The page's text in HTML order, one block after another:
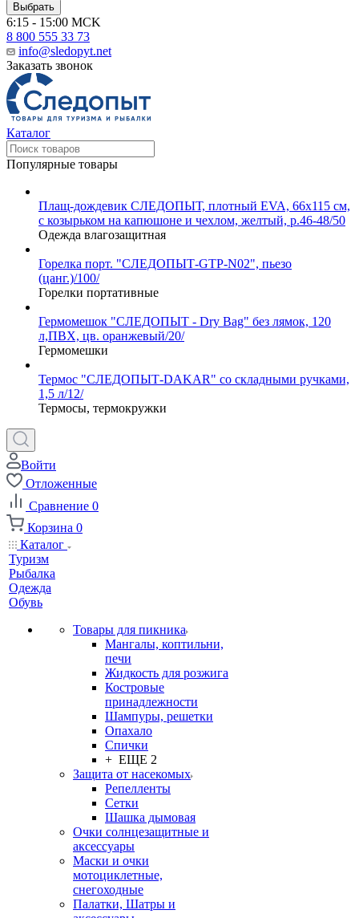
Выбрать
6:15 - 15:00 MCK
8 800 555 33 73
info@sledopyt.net
Заказать звонок
Каталог
Популярные товары
Плащ-дождевик СЛЕДОПЫТ, плотный EVA, 66х115 см,
с козырьком на капюшоне и чехлом, желтый, р.46-48/50
Одежда влагозащитная
Горелка порт. "СЛЕДОПЫТ-GTP-N02", пьезо
(цанг.)/100/
Горелки портативные
Гермомешок "СЛЕДОПЫТ - Dry Bag" без лямок, 120
л,ПВХ, цв. оранжевый/20/
Гермомешки
Термос "СЛЕДОПЫТ-DAKAR" со складными ручками,
1,5 л/12/
Термосы, термокружки
Войти
Отложенные
Сравнение 0
Корзина 0
Каталог
Туризм
Рыбалка
Одежда
Обувь
Товары для пикника
Мангалы, коптильни,
печи
Жидкость для розжига
Костровые
принадлежности
Шампуры, решетки
Опахало
Спички
+ ЕЩЕ 2
Защита от насекомых
Репелленты
Сетки
Шашка дымовая
Очки солнцезащитные и
аксессуары
Маски и очки
мотоциклетные,
снегоходные
Палатки, Шатры и